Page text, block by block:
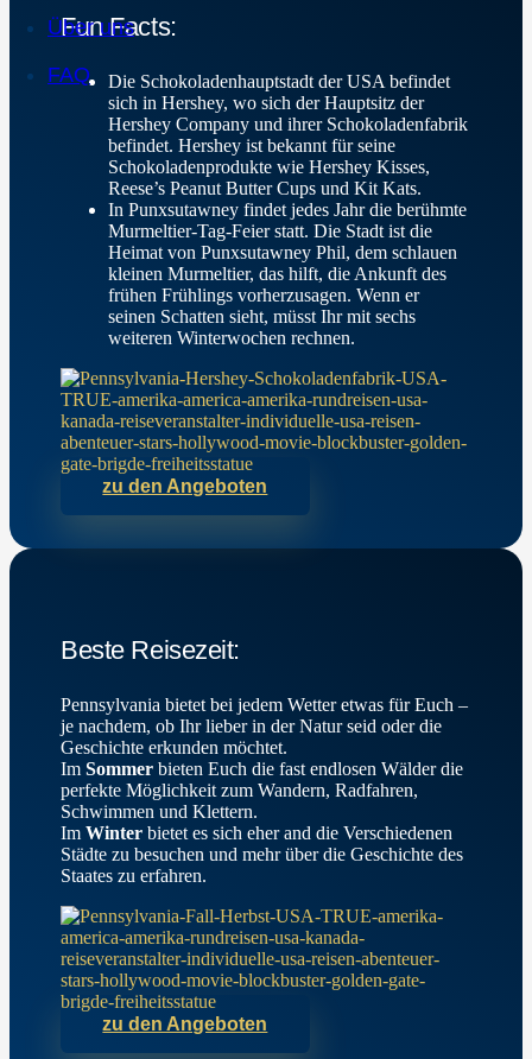
Über uns
FAQ
Fun Facts:
Die Schokoladenhauptstadt der USAbefindet
sich in Hershey, wo sich der Hauptsitz der
Hershey Company und ihrer Schokoladenfabrik
befindet. Hershey ist bekannt für seine
Schokoladenprodukte wie Hershey Kisses,
Reese’s Peanut Butter Cups und Kit Kats.
In Punxsutawney findet jedes Jahr die berühmte
Murmeltier-Tag-Feier statt. Die Stadt ist die
Heimat von Punxsutawney Phil, dem schlauen
kleinen Murmeltier, das hilft, die Ankunft des
frühen Frühlings vorherzusagen. Wenn er
seinen Schatten sieht, müsst Ihr mit sechs
weiteren Winterwochen rechnen.
zu den Angeboten
Beste Reisezeit:
Pennsylvania bietet bei jedem Wetter etwas für Euch –
je nachdem, ob Ihr lieber in der Natur seid oder die
Geschichte erkunden möchtet.
ImSommer bieten Euch die fast endlosen Wälder die
perfekte Möglichkeit zum Wandern, Radfahren,
Schwimmen und Klettern.
ImWinter bietet es sich eher and die Verschiedenen
Städte zu besuchen und mehr über die Geschichte des
Staates zu erfahren.
zu den Angeboten